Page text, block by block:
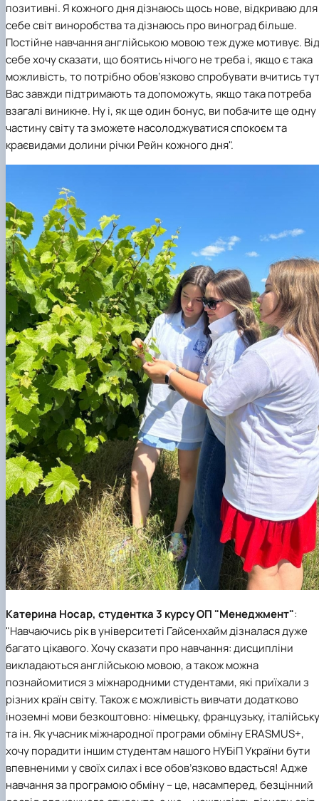
позитивні. Я кожного дня дізнаюсь щось нове, відкриваю для
себе світ виноробства та дізнаюсь про виноград більше.
Постійне навчання англійською мовою теж дуже мотивує. Від
себе хочу сказати, що боятись нічого не треба і, якщо є така
можливість, то потрібно обов’язково спробувати вчитись
Вас завжди підтримають та допоможуть, якщо така потреба
взагалі виникне. Ну і, як ще один бонус, ви побачите ще одну
частину світу та зможете насолоджуватися спокоєм та
краєвидами долини річки Рейн кожного дня".
Катерина Носар, студентка 3 курсу ОП "Менеджмент":
"Навчаючись рік в університеті Гайсенхайм дізналася дуже
багато цікавого. Хочу сказати про навчання: дисципліни
викладаються англійською мовою, а також можна
познайомитися з міжнародними студентами, які приїхали з
різних країн світу. Також є можливість вивчати додатково
іноземні мови безкоштовно: німецьку, французьку, італійську
та ін. Як учасник міжнародної програми обміну ERASMUS+,
хочу порадити іншим студентам нашого НУБіП України бути
впевненими у своїх силах і все обов’язково вдасться! Адже
навчання за програмою обміну – це, насамперед, безцінний